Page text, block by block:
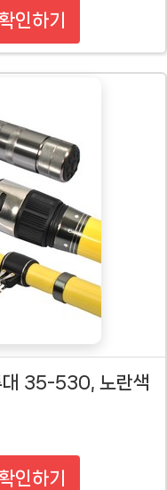
인하기
대 35-530, 노란색
인하기